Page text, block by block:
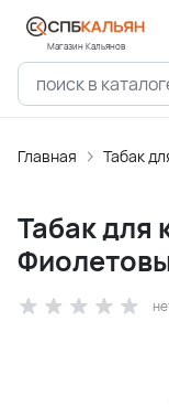
Магазин Кальянов
Главная Табак
Табак для